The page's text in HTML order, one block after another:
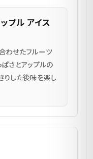
プル アイス
わせたフルーツ
ぱさとアップルの
りした後味を楽し